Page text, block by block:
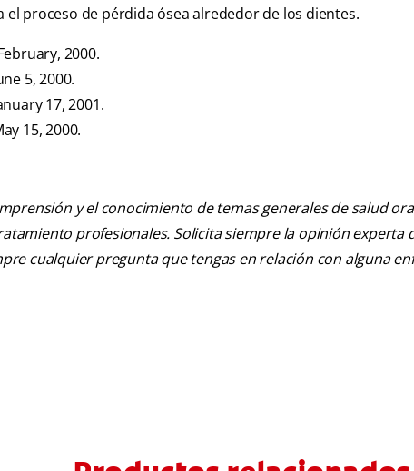
proceso de pérdida ósea alrededor de los dientes.
2000.
5, 2000.
17, 2001.
15, 2000.
y el conocimiento de temas generales de salud
profesionales. Solicita siempre la opinión experta
cualquier pregunta que tengas en relación con alguna